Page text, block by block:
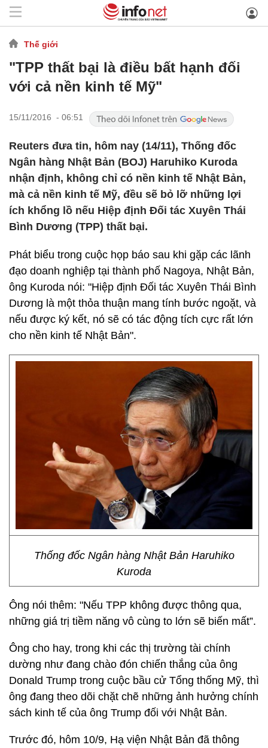
Thế giới
"TPP thất bại là điều bất hạnh đối
với cả nền kinh tế Mỹ"
15/11/2016 - 06:51
Reuters đưa tin, hôm nay (14/11), Thống đốc
Ngân hàng Nhật Bản (BOJ) Haruhiko Kuroda
nhận định, không chỉ có nền kinh tế Nhật Bản,
mà cả nền kinh tế Mỹ, đều sẽ bỏ lỡ những lợi
ích khổng lồ nếu Hiệp định Đối tác Xuyên Thái
Bình Dương (TPP) thất bại.
Phát biểu trong cuộc họp báo sau khi gặp các lãnh
đạo doanh nghiệp tại thành phố Nagoya, Nhật Bản,
ông Kuroda nói: "Hiệp định Đối tác Xuyên Thái Bình
Dương là một thỏa thuận mang tính bước ngoặt, và
nếu được ký kết, nó sẽ có tác động tích cực rất lớn
cho nền kinh tế Nhật Bản".
Thống đốc Ngân hàng Nhật Bản Haruhiko
Kuroda
Ông nói thêm: "Nếu TPP không được thông qua,
những giá trị tiềm năng vô cùng to lớn sẽ biến mất”.
Ông cho hay, trong khi các thị trường tài chính
dường như đang chào đón chiến thắng của ông
Donald Trump trong cuộc bầu cử Tổng thống Mỹ, thì
ông đang theo dõi chặt chẽ những ảnh hưởng chính
sách kinh tế của ông Trump đối với Nhật Bản.
Trước đó, hôm 10/9, Hạ viện Nhật Bản đã thông